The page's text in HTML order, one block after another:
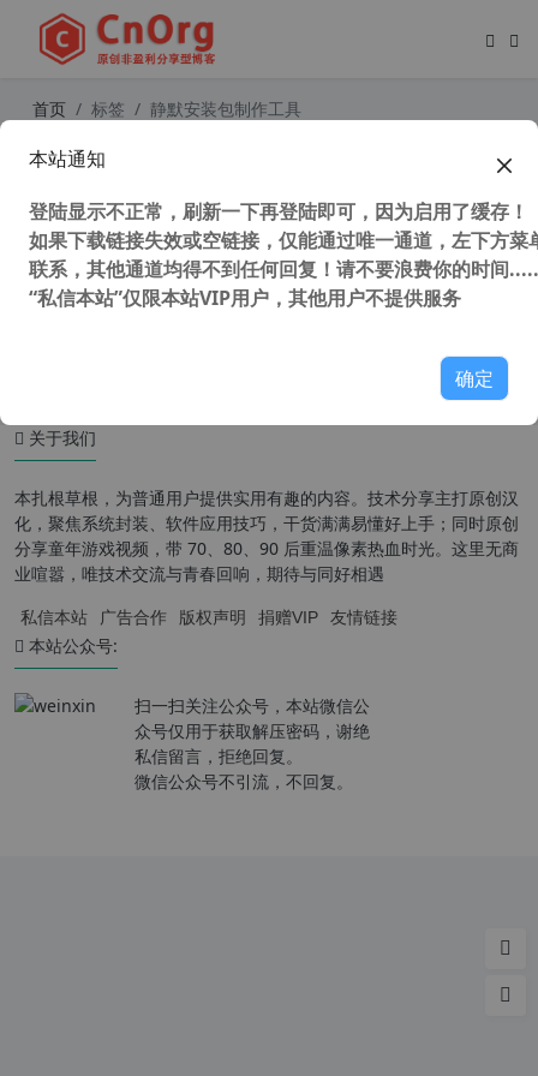
首页 标签 静默安装包制作工具
AutoIt3 v3.3.16.1 汉化增强版 软件静
d 傻瓜式录制工具
关于我们
本扎根草根，为普通用户提供实用有趣的内容。技术分享主打原创汉
化，聚焦系统封装、软件应用技巧，干货满满易懂好上手；同时原创
分享童年游戏视频，带 70、80、90 后重温像素热血时光。这里无商
业喧嚣，唯技术交流与青春回响，期待与同好相遇
私信本站 广告合作 版权声明 捐赠VIP 友情链接
本站公众号:
扫一扫关注公众号，本站微信公
众号仅用于获取解压密码，谢绝
私信留言，拒绝回复。
微信公众号不引流，不回复。
本站通知
登陆显示不正常，刷新一下再登陆即可，因为启用了缓存！
如果下载链接失效或空链接，仅能通过唯一通道，左下方菜
联系，其他通道均得不到任何回复！请不要浪费你的时间
“私信本站”仅限本站VIP用户，其他用户不提供服务
确定